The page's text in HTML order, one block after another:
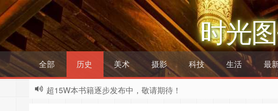
时光
全部 历史 美术 摄影 科技 生活 最
超15W本书籍逐步发布中，敬请期待！